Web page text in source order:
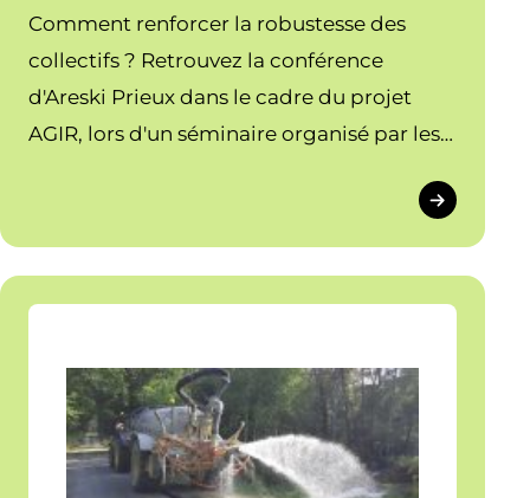
Comment renforcer la robustesse des
collectifs ? Retrouvez la conférence
d'Areski Prieux dans le cadre du projet
AGIR, lors d'un séminaire organisé par les